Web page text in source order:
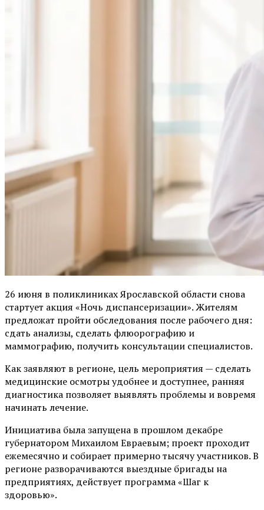
26 июня в поликлиниках Ярославской области снова
стартует акция «Ночь диспансеризации». Жителям
предложат пройти обследования после рабочего дня:
сдать анализы, сделать флюорографию и
маммографию, получить консультации специалистов.
Как заявляют в регионе, цель мероприятия — сделать
медицинские осмотры удобнее и доступнее, ранняя
диагностика позволяет выявлять проблемы и вовремя
начинать лечение.
Инициатива была запущена в прошлом декабре
губернатором Михаилом Евраевым; проект проходит
ежемесячно и собирает примерно тысячу участников. В
регионе разворачиваются выездные бригады на
предприятиях, действует программа «Шаг к
здоровью».